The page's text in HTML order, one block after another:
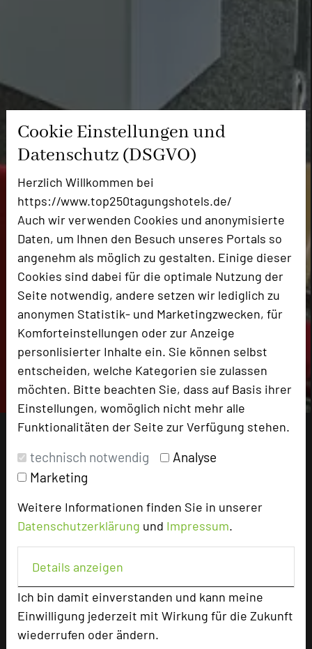
Cookie Einstellungen und
Datenschutz (DSGVO)
Herzlich Willkommen bei
https://www.top250tagungshotels.de/
Auch wir verwenden Cookies und anonymisierte
Daten, um Ihnen den Besuch unseres Portals so
angenehm als möglich zu gestalten. Einige dieser
Cookies sind dabei für die optimale Nutzung der
Seite notwendig, andere setzen wir lediglich zu
anonymen Statistik- und Marketingzwecken, für
Komforteinstellungen oder zur Anzeige
personlisierter Inhalte ein. Sie können selbst
entscheiden, welche Kategorien sie zulassen
möchten. Bitte beachten Sie, dass auf Basis ihrer
Einstellungen, womöglich nicht mehr alle
Funktionalitäten der Seite zur Verfügung stehen.
technisch notwendig
Analyse
Marketing
Weitere Informationen finden Sie in unserer
Datenschutzerklärung und Impressum.
Details anzeigen
Ich bin damit einverstanden und kann meine
Einwilligung jederzeit mit Wirkung für die Zukunft
wiederrufen oder ändern.